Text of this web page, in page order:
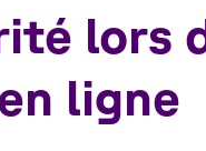
lors
ligne